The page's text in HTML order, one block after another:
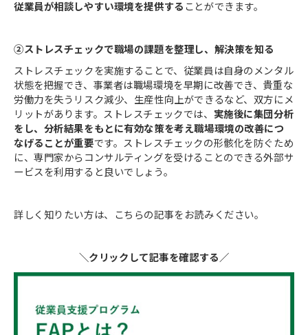
従業員が相談しやすい環境を提供する ことができます。
②ストレスチェックで職場の課題を整理し、解決策を知る
ストレスチェックを実施することで、従業員は自身のメンタル
状態を把握でき、事業者は職場環境を早期に改善でき、貴重な
労働力を失うリスク減少、生産性向上ができるなど、双方にメ
リットがあります。ストレスチェックでは、 実施後に集団分析
をし、分析結果をもとに有効な策を考え職場環境の改善につ
なげることが重要です。ストレスチェックの形骸化を防ぐため
に、専門家からコンサルティングを受けることのできる外部サ
ービスを利用すると良いでしょう。
詳しく知りたい方は、こちらの記事をお読みください。
＼クリックして記事を確認する／